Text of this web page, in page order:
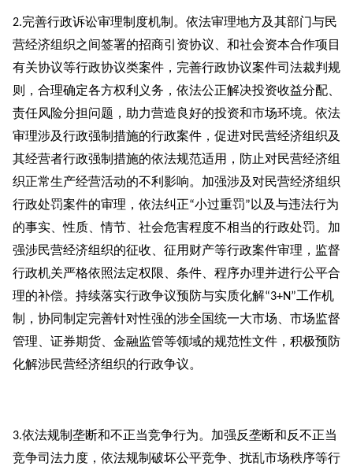
2.完善行政诉讼审理制度机制。依法审理地方及其部门与民
营经济组织之间签署的招商引资协议、和社会资本合作项目
有关协议等行政协议类案件，完善行政协议案件司法裁判规
则，合理确定各方权利义务，依法公正解决投资收益分配、
责任风险分担问题，助力营造良好的投资和市场环境。依法
审理涉及行政强制措施的行政案件，促进对民营经济组织及
其经营者行政强制措施的依法规范适用，防止对民营经济组
织正常生产经营活动的不利影响。加强涉及对民营经济组织
行政处罚案件的审理，依法纠正“小过重罚”以及与违法行为
的事实、性质、情节、社会危害程度不相当的行政处罚。加
强涉民营经济组织的征收、征用财产等行政案件审理，监督
行政机关严格依照法定权限、条件、程序办理并进行公平合
理的补偿。持续落实行政争议预防与实质化解“3+N”工作机
制，协同制定完善针对性强的涉全国统一大市场、市场监督
管理、证券期货、金融监管等领域的规范性文件，积极预防
化解涉民营经济组织的行政争议。
3.依法规制垄断和不正当竞争行为。加强反垄断和反不正当
竞争司法力度，依法规制破坏公平竞争、扰乱市场秩序等行